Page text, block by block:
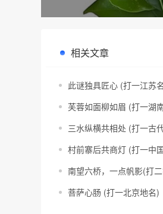
相关文章
此谜独具匠心 (打一江苏
芙蓉如面柳如眉 (打一湖
三水纵横共相处 (打一古
村前寨后共商灯 (打一中
南望六桥，一点帆影(打
菩萨心肠 (打一北京地名)